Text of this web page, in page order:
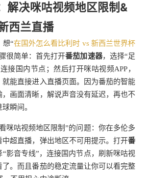
解决咪咕视频地区限制&
西兰直播
想“在国外怎么看比利时 vs 新西兰世界杯
很简单：首先打开番茄加速器，选择“足
接国内节点；然后打开咪咕视频APP，
就能直接进入直播页面。因为番茄的智能
，画面清晰，解说声音没有延迟，再也不
瞬间。
咪咕视频地区限制”的问题：你在多伦多
中超直播，弹出地区不可用提示。打开番
“影音专线”，连接国内节点，刷新咪咕视
了。而且番茄的稳定流量让你可以看完整